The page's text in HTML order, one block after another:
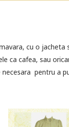
cu o
ca cafea, sau
pentru a